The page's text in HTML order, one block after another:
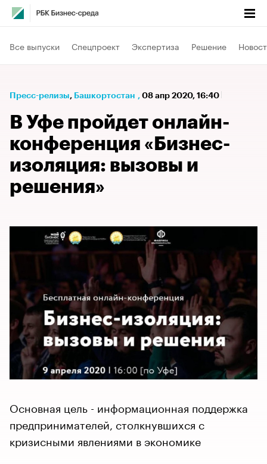
Все выпуски Спецпроект Экспертиза Решение
Пресс-релизы⁠, Башкортостан , 08 апр 2020, 16:40
В Уфе пройдет онлайн-
конференция «Бизнес-
изоляция: вызовы и
решения»
Основная цель - информационная поддержка
предпринимателей, столкнувшихся с
кризисными явлениями в экономике